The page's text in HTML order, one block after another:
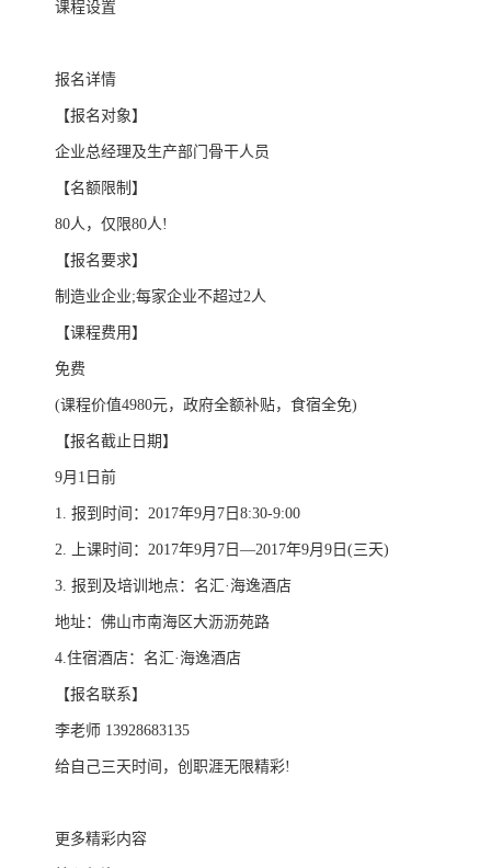
课程设置
报名详情
【报名对象】
企业总经理及生产部门骨干人员
【名额限制】
80人，仅限80人!
【报名要求】
制造业企业;每家企业不超过2人
【课程费用】
免费
(课程价值4980元，政府全额补贴，食宿全免)
【报名截止日期】
9月1日前
1. 报到时间：2017年9月7日8:30-9:00
2. 上课时间：2017年9月7日—2017年9月9日(三天)
3. 报到及培训地点：名汇·海逸酒店
地址：佛山市南海区大沥沥苑路
4.住宿酒店：名汇·海逸酒店
【报名联系】
李老师 13928683135
给自己三天时间，创职涯无限精彩!
更多精彩内容